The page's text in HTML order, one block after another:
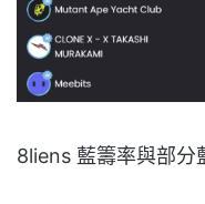
8liens 藍籌率與部分